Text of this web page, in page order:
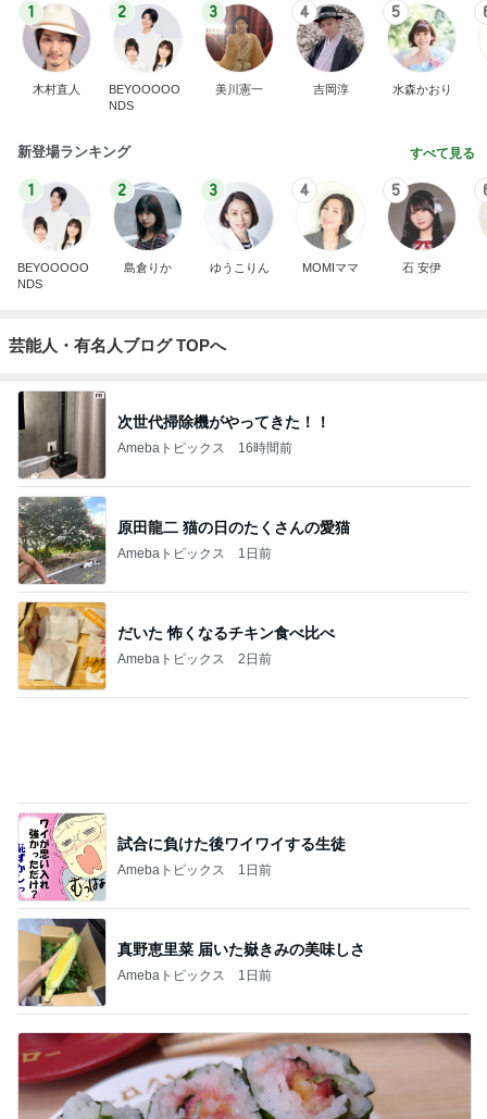
1
木村直人
2
BEYOOOOO
NDS
3
美川憲一
4
吉岡淳
5
水森かおり
新登場ランキング すべて見る
1
BEYOOOOO
NDS
2
島倉りか
3
ゆうこりん
4
MOMIママ
5
石 安伊
芸能人・有名人ブログ TOPへ
次世代掃除機がやってきた！！
Amebaトピックス 16時間前
原田龍二 猫の日のたくさんの愛猫
Amebaトピックス 1日前
だいた 怖くなるチキン食べ比べ
Amebaトピックス 2日前
真野恵里菜 届いた嶽きみの美味しさ
Amebaトピックス 1日前